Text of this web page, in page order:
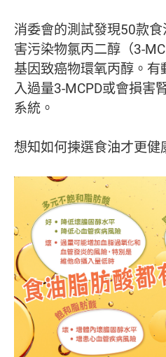
消委會的測試發現50款
害污染物氯丙二醇（3-
基因致癌物環氧丙醇。
入過量3-MCPD或會損害
系統。
想知如何揀選食油才更健